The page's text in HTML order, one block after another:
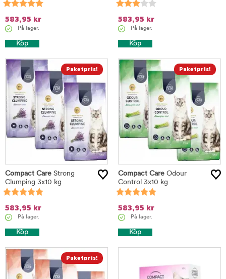
583,95 kr
På lager.
Köp
583,95 kr
På lager.
Köp
Compact Care Strong
Clumping 3x10 kg
583,95 kr
På lager.
Köp
Compact Care Odour
Control 3x10 kg
583,95 kr
På lager.
Köp